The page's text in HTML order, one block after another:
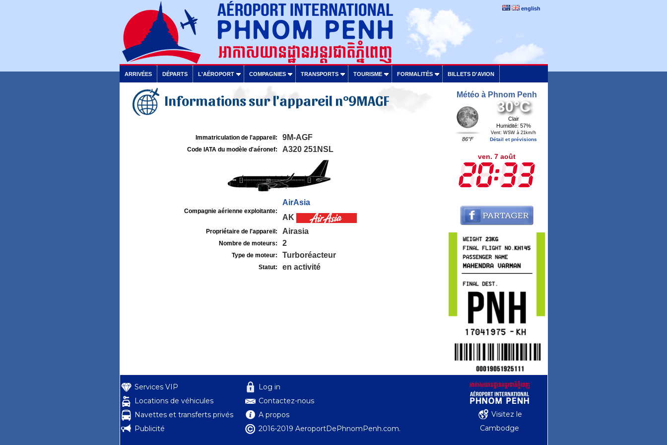
english
ARRIVÉES DÉPARTS L'AÉROPORT COMPAGNIES TRANSPORTS TOURISME FORMALITÉS BILLETS D'AVION
Informations sur l'appareil n°9MAGF
Immatriculation de l'appareil: 9M-AGF
Code IATA du modèle d'aéronef: A320 251NSL
Compagnie aérienne exploitante:
AirAsia
AK
Propriétaire de l'appareil: Airasia
Nombre de moteurs: 2
Type de moteur: Turboréacteur
Statut: en activité
Météo à Phnom Penh
86°F
30°C
Clair
Humidité: 57%
Vent: WSW à 21km/h
Détail et prévisions
ven. 7 août
Services VIP
Locations de véhicules
Navettes et transferts privés
Publicité
Log in
Contactez-nous
A propos
2016-2019 AeroportDePhnomPenh.com.
Visitez le
Cambodge